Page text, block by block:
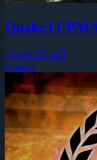
Quake3
2026年1月30日
Quake3